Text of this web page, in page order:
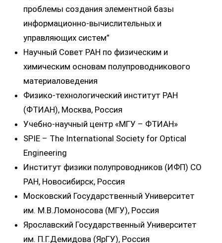
проблемы создания элементной базы
информационно-вычислительных и
управляющих систем”
Научный Совет РАН по физическим и
химическим основам полупроводникового
материаловедения
Физико-технологический институт РАН
(ФТИАН), Москва, Россия
Учебно-научный центр «МГУ – ФТИАН»
SPIE – The International Society for Optical
Engineering
Институт физики полупроводников (ИФП) СО
РАН, Новосибирск, Россия
Московский Государственный Университет
им. М.В.Ломоносова (МГУ), Россия
Ярославский Государственный Университет
им. П.Г.Демидова (ЯрГУ), Россия